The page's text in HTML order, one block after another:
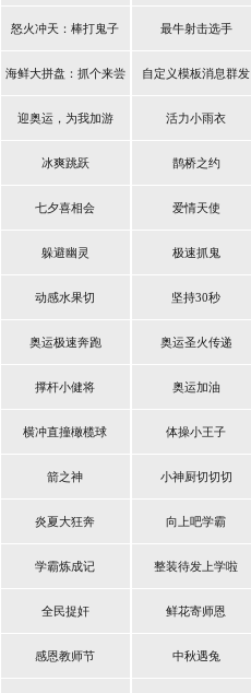
怒火冲天：棒打鬼子 最牛射击选手
海鲜大拼盘：抓个来尝
鲜
自定义模板消息群发
迎奥运，为我加游 活力小雨衣
冰爽跳跃 鹊桥之约
七夕喜相会 爱情天使
躲避幽灵 极速抓鬼
动感水果切 坚持30秒
奥运极速奔跑 奥运圣火传递
撑杆小健将 奥运加油
横冲直撞橄榄球 体操小王子
箭之神 小神厨切切切
炎夏大狂奔 向上吧学霸
学霸炼成记 整装待发上学啦
全民捉奸 鲜花寄师恩
感恩教师节 中秋遇兔